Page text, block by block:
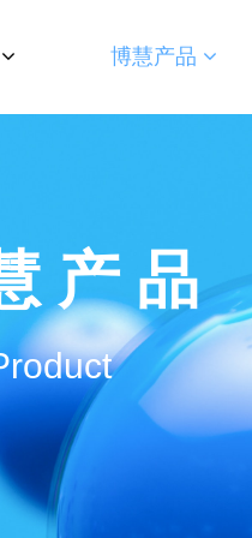
博慧产品
产 品